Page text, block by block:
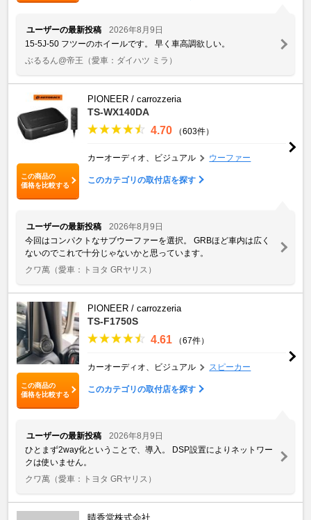
ユーザーの最新投稿
2026年8月9日
15-5J-50 フツーのホイールです。 早く車高調欲しい。
ぶるるん@帝王 （愛車：ダイハツ ミラ）
この商品の
価格を比較する
PIONEER / carrozzeria
TS-WX140DA
4.70 （603件）
カーオーディオ、ビジュアル ウーファー
このカテゴリの取付店を探す
ユーザーの最新投稿
2026年8月9日
今回はコンパクトなサブウーファーを選択。 GRBほど車内は広く
ないのでこれで十分じゃないかと思っています。
クワ萬 （愛車：トヨタ GRヤリス）
この商品の
価格を比較する
PIONEER / carrozzeria
TS-F1750S
4.61 （67件）
カーオーディオ、ビジュアル スピーカー
このカテゴリの取付店を探す
ユーザーの最新投稿
2026年8月9日
ひとまず2way化ということで、導入。 DSP設置によりネットワー
クは使いません。
クワ萬 （愛車：トヨタ GRヤリス）
晴香堂株式会社